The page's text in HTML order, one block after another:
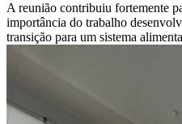
A reunião contribuiu fortemente
importância do trabalho
transição para um sistema